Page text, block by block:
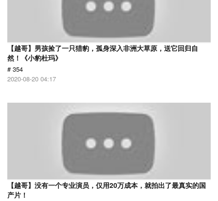
【越哥】男孩捡了一只猎豹，孤身深入非洲大草原，送它回归自
然！《小豹杜玛》
# 354
2020-08-20 04:17
【越哥】没有一个专业演员，仅用20万成本，就拍出了最真实的国
产片！